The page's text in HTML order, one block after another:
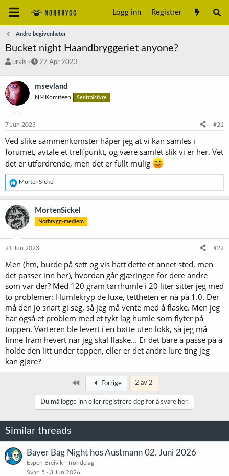
Logg inn Registrer
Andre begivenheter
Bucket night Haandbryggeriet anyone?
T
å
d
s
a
r
e
r
urkis
S
r
t
a
27 Apr 2023
msevland
NMKomiteen Sentralstyre
7 Jun 2023 #21
Ved slike sammenkomster håper jeg at vi kan samles i
forumet, avtale et treffpunkt, og være samlet slik vi er her. Vet
det er utfordrende, men det er fullt mulig
R
e
a
k
s
j
o
e
:
MortenSickel
MortenSickel
Norbrygg-medlem
21 Jun 2023 #22
Men (hm, burde på sett og vis hatt dette et annet sted, men
det passer inn her), hvordan går gjæringen for dere andre
som var der? Med 120 gram tørrhumle i 20 liter sitter jeg med
to problemer: Humlekryp de luxe, tettheten er nå på 1.0. Der
må den jo snart gi seg, så jeg må vente med å flaske. Men jeg
har også et problem med et tykt lag humle som flyter på
toppen. Vørteren ble levert i en bøtte uten lokk, så jeg må
finne fram hevert når jeg skal flaske... Er det bare å passe på å
holde den litt under toppen, eller er det andre lure ting jeg
kan gjøre?
Først Forrige 2 av 2
Du må logge inn eller registrere deg for å svare her.
Similar threads
Bayer Bag Night hos Austmann 02. Juni 2026
Espen Breivik
Trøndelag
Svar 5 3 Jun 2026